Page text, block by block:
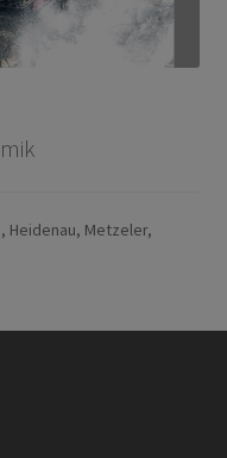
Heidenau, Metzeler,